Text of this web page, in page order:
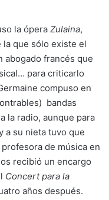
la ópera Zulaina,
la que sólo existe el
abogado francés que
para criticarlo
compuso en
bandas
la radio, aunque para
a su nieta tuvo que
de música en
recibió un encargo
Concert para la
años después.